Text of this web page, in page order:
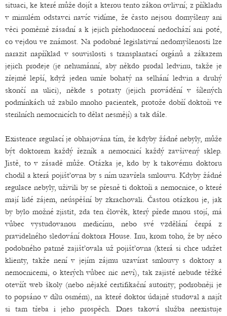
situaci, ke které může dojít a kterou tento zákon ovlivní; z příkladu
v minulém odstavci navíc vidíme, že často nejsou domyšleny ani
věci poměrně zásadní a k jejich přehodnocení nedochází ani poté,
co vejdou ve známost. Na podobné legislativní nedomyšlenosti lze
narazit například v souvislosti s transplantací orgánů a zákazem
jejich prodeje (je nehumánní, aby někdo prodal ledvinu, takže je
zřejmě lepší, když jeden umře bohatý na selhání ledvin a druhý
skončí na ulici), někde s potraty (jejich provádění v šílených
podmínkách už zabilo mnoho pacientek, protože dobří doktoři ve
sterilních nemocnicích to dělat nesmějí) a tak dále.
Existence regulací je obhajována tím, že kdyby žádné nebyly, může
být doktorem každý řezník a nemocnicí každý zavšivený sklep.
Jistě, to v zásadě může. Otázka je, kdo by k takovému doktoru
chodil a která pojišťovna by s ním uzavřela smlouvu. Kdyby žádné
regulace nebyly, uživili by se přesně ti doktoři a nemocnice, o které
mají lidé zájem, neúspěšní by zkrachovali. Častou otázkou je, jak
by bylo možné zjistit, zda ten člověk, který přede mnou stojí, má
vůbec vystudovanou medicínu, nebo své vzdělání čerpá z
pravidelného sledování doktora House. Inu, krom toho, že by něco
podobného patrně zajišťovala už pojišťovna (která si chce udržet
klienty, takže není v jejím zájmu uzavírat smlouvy s doktory a
nemocnicemi, o kterých vůbec nic neví), tak zajisté nebude těžké
otevřít web školy (nebo nějaké certifikační autority; podrobněji je
to popsáno v dílu osmém), na které doktor údajně studoval a najít
si tam třeba i jeho prospěch. Dnes taková služba neexistuje